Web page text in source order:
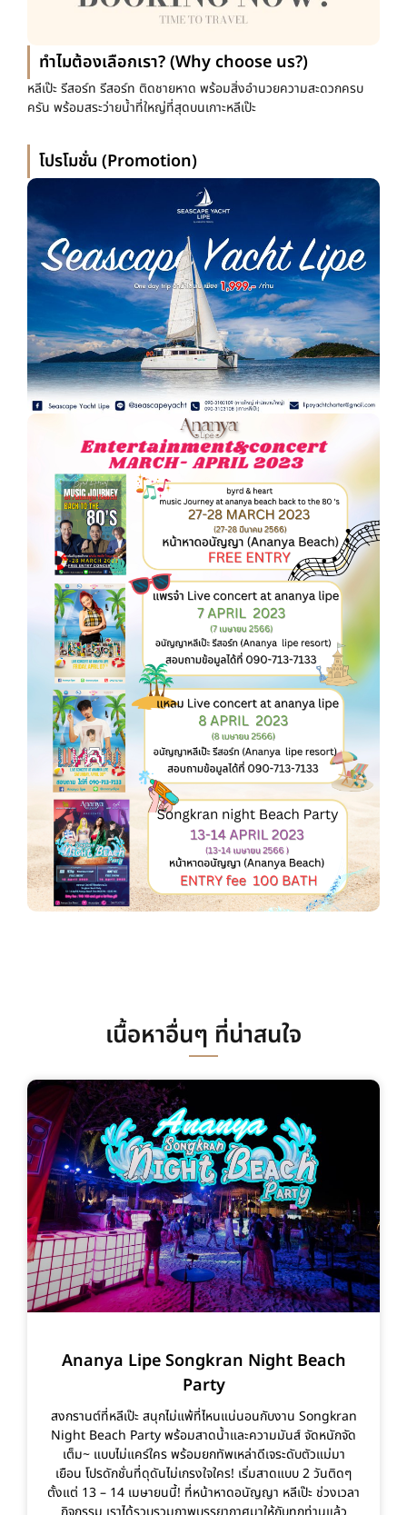
ทำไมต้องเลือกเรา? (Why choose us?)
หลีเป๊ะ รีสอร์ท รีสอร์ท ติดชายหาด พร้อมสิ่งอำนวยความสะดวกครบ
ครัน พร้อมสระว่ายน้ำที่ใหญ่ที่สุดบนเกาะหลีเป๊ะ
โปรโมชั่น (Promotion)
เนื้อหาอื่นๆ ที่น่าสนใจ
Ananya Lipe Songkran Night Beach
Party
สงกรานต์ที่หลีเป๊ะ สนุกไม่แพ้ที่ไหนแน่นอนกับงาน Songkran
Night Beach Party พร้อมสาดน้ำและความมันส์ จัดหนักจัด
เต็ม~ แบบไม่แคร์ใคร พร้อมยกทัพเหล่าดีเจระดับตัวแม่มา
เยือน โปรดักชั่นที่ดุดันไม่เกรงใจใคร! เริ่มสาดแบบ 2 วันติดๆ
ตั้งแต่ 13 – 14 เมษายนนี้! ที่หน้าหาดอนัญญา หลีเป๊ะ ช่วงเวลา